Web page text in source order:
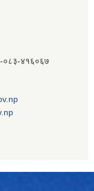
०८३‍-४१६०६७